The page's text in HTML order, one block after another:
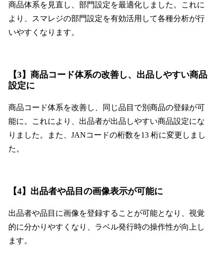
商品体系を見直し、部門設定を最適化しました。これに
より、スマレジの部門設定を有効活用して各種分析が行
いやすくなります。
【3】商品コード体系の改善し、出品しやすい商品
設定に
商品コード体系を改善し、同じ品目で別商品の登録が可
能に。これにより、出品者が出品しやすい商品設定にな
りました。また、JANコードの桁数を13 桁に変更しまし
た。
【4】出品者や品目の画像表示が可能に
出品者や品目に画像を登録することが可能となり、視覚
的に分かりやすくなり、ラベル発行時の操作性が向上し
ます。